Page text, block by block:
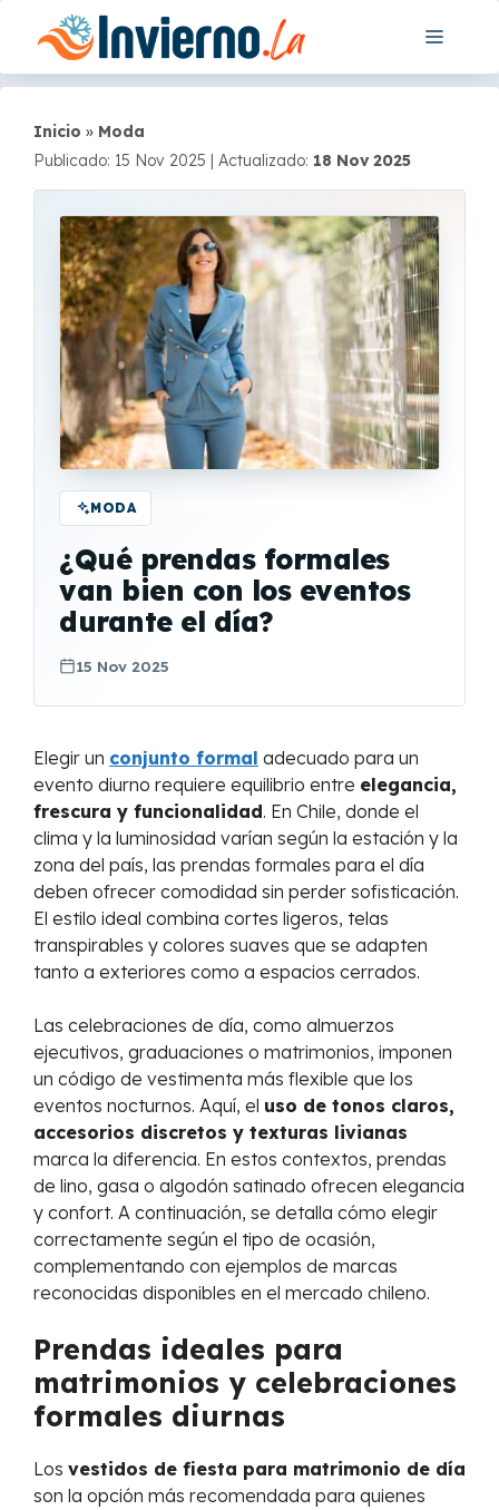
contenido
Menú
Inicio » Moda
Publicado: 15 Nov 2025 | Actualizado: 18 Nov 2025
MODA
¿Qué prendas formales
van bien con los eventos
durante el día?
15 Nov 2025
Elegir un conjunto formal adecuado para un
evento diurno requiere equilibrio entre elegancia,
frescura y funcionalidad. En Chile, donde el
clima y la luminosidad varían según la estación y la
zona del país, las prendas formales para el día
deben ofrecer comodidad sin perder sofisticación.
El estilo ideal combina cortes ligeros, telas
transpirables y colores suaves que se adapten
tanto a exteriores como a espacios cerrados.
Las celebraciones de día, como almuerzos
ejecutivos, graduaciones o matrimonios, imponen
un código de vestimenta más flexible que los
eventos nocturnos. Aquí, el uso de tonos claros,
accesorios discretos y texturas livianas
marca la diferencia. En estos contextos, prendas
de lino, gasa o algodón satinado ofrecen elegancia
y confort. A continuación, se detalla cómo elegir
correctamente según el tipo de ocasión,
complementando con ejemplos de marcas
reconocidas disponibles en el mercado chileno.
Prendas ideales para
matrimonios y celebraciones
formales diurnas
Los vestidos de fiesta para matrimonio de día
son la opción más recomendada para quienes